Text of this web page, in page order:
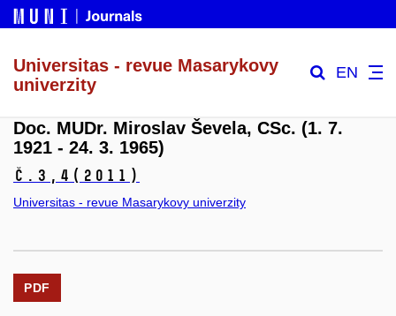
Universitas - revue Masarykovy
univerzity
EN
Doc. MUDr. Miroslav Ševela, CSc. (1. 7.
1921 - 24. 3. 1965)
č.3,4 (2011)
Universitas - revue Masarykovy univerzity
PDF